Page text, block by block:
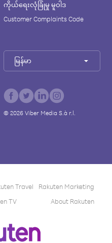
ကိုယ်ရေးလုံခြုံမှု မူဝါဒ
Customer Complaints Code
မြန်မာ
© 2026Viber Media S.à r.l.
Travel
Rakuten Marketing
TV About Rakuten